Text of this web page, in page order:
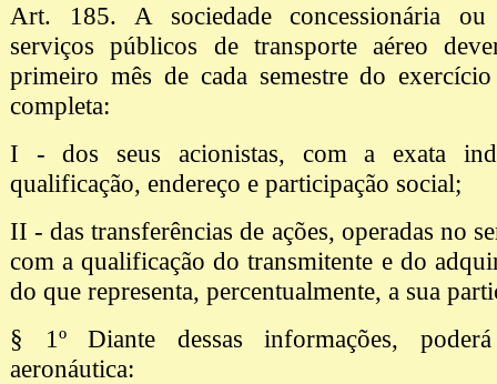
Art. 185. A sociedade concessionária ou
serviços públicos de transporte aéreo
primeiro mês de cada semestre do
completa:
I - dos seus acionistas, com a exata
qualificação, endereço e participação social;
II - das transferências de ações, operadas no
com a qualificação do transmitente e do
do que representa, percentualmente, a sua
§ 1º Diante dessas informações,
aeronáutica: